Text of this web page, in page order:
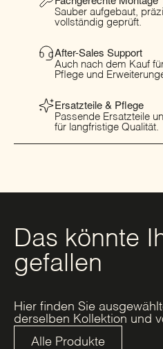
Sauber aufgebaut,
vollständig geprüft.
After-Sales Support
Auch nach dem Kauf
Pflege und
Ersatzteile & Pflege
Passende Ersatzteile
für langfristige Qualität.
Das könnte
gefallen
Hier finden Sie
derselben Kollektion und
Alle Produkte